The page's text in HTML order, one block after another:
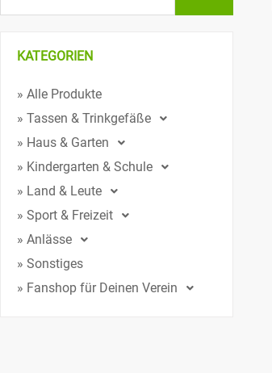
KATEGORIEN
» Alle Produkte
» Tassen & Trinkgefäße
» Haus & Garten
» Kindergarten & Schule
» Land & Leute
» Sport & Freizeit
» Anlässe
» Sonstiges
» Fanshop für Deinen Verein